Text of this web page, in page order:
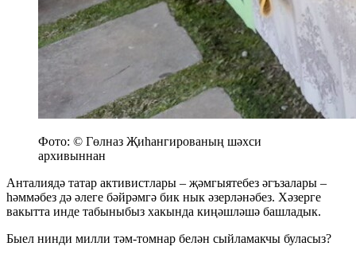
Фото: © Гөлназ Җиһангированың шәхси
архивыннан
Анталиядә татар активистлары – җәмгыятебез әгъзалары –
һәммәбез дә әлеге бәйрәмгә бик нык әзерләнәбез. Хәзерге
вакытта инде табыныбыз хакында киңәшләшә башладык.
Быел нинди милли тәм-томнар белән сыйламакчы буласыз?